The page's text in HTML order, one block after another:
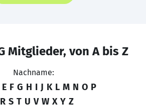
Mitglieder, von A bis Z
Nachname:
E F G H I J K L M N O P
R S T U V W X Y Z